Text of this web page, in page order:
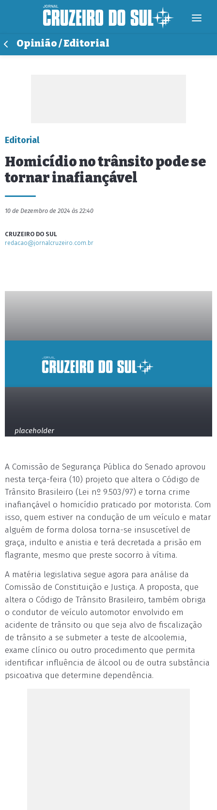
Opinião / Editorial
Editorial
Homicídio no trânsito pode se
tornar inafiançável
10 de Dezembro de 2024 às 22:40
CRUZEIRO DO SUL
redacao@jornalcruzeiro.com.br
placeholder
A Comissão de Segurança Pública do Senado aprovou
nesta terça-feira (10) projeto que altera o Código de
Trânsito Brasileiro (Lei nº 9.503/97) e torna crime
inafiançável o homicídio praticado por motorista. Com
isso, quem estiver na condução de um veículo e matar
alguém de forma dolosa torna-se insuscetível de
graça, indulto e anistia e terá decretada a prisão em
flagrante, mesmo que preste socorro à vítima.
A matéria legislativa segue agora para análise da
Comissão de Constituição e Justiça. A proposta, que
altera o Código de Trânsito Brasileiro, também obriga
o condutor de veículo automotor envolvido em
acidente de trânsito ou que seja alvo de fiscalização
de trânsito a se submeter a teste de alcoolemia,
exame clínico ou outro procedimento que permita
identificar influência de álcool ou de outra substância
psicoativa que determine dependência.